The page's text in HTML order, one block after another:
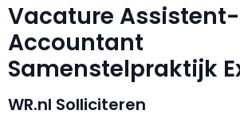
Vacature Assistent-
Accountant
Samenstelpraktijk
WR.nl Solliciteren